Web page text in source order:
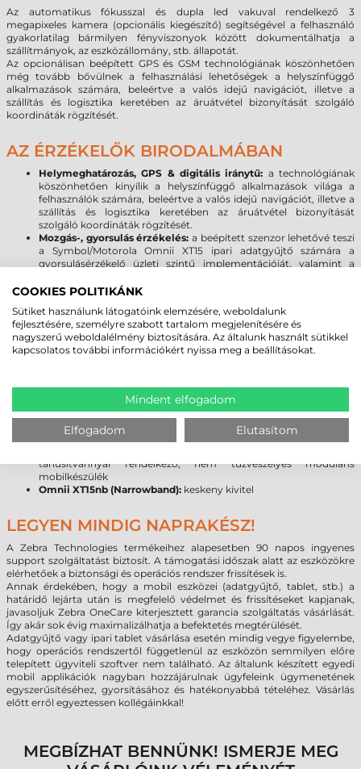
Az automatikus fókusszal és dupla led vakuval rendelkező 3
megapixeles kamera (opcionális kiegészítő) segítségével a felhasználó
gyakorlatilag bármilyen fényviszonyok között dokumentálhatja a
szállítmányok, az eszközállomány, stb. állapotát.
Az opcionálisan beépített GPS és GSM technológiának köszönhetően
még tovább bővülnek a felhasználási lehetőségek a helyszínfüggő
alkalmazások számára, beleértve a valós idejű navigációt, illetve a
szállítás és logisztika keretében az áruátvétel bizonyítását szolgáló
koordináták rögzítését.
AZ ÉRZÉKELŐK BIRODALMÁBAN
Helymeghatározás, GPS & digitális iránytű: a technológiának
köszönhetően kinyílik a helyszínfüggő alkalmazások világa a
felhasználók számára, beleértve a valós idejű navigációt, illetve a
szállítás és logisztika keretében az áruátvétel bizonyítását
szolgáló koordináták rögzítését.
Mozgás-, gyorsulás érzékelés: a beépített szenzor lehetővé teszi
a Symbol/Motorola Omnii XT15 ipari adatgyűjtő számára a
gyorsulásérzékelő üzleti szintű implementációját, valamint a
képernyő tájolást.
FŐBB OMNII XT MODELLEK:
Omnii XT15 (Standard modell):raktártechnika, ipar, gyártás
ig)
Omnii XT15f (Arctic - Freezer modell):
alkalmazásokhoz (fűtött kijelző és vonalkód olvasó ablak: -30°C-
tól, +50°C-ig)
Omnii XT15ni (Non-Incendive UL modell): veszélyes
tanúsítvánnyal rendelkező, nem tűzveszélyes moduláris
mobilkészülék
Omnii XT15nb (Narrowband): keskeny kivitel
LEGYEN MINDIG NAPRAKÉSZ!
A Zebra Technologies termékeihez alapesetben 90 napos ingyenes
support szolgáltatást biztosít. A támogatási időszak alatt az eszközökre
elérhetőek a biztonsági és operációs rendszer frissítések is.
Annak érdekében, hogy a mobil eszközei (adatgyűjtő, tablet, stb.) a
határidő lejárta után is megfelelő védelmet és frissítéseket kapjanak,
javasoljuk Zebra OneCare kiterjesztett garancia szolgáltatás vásárlását.
Így akár sok évig maximalizálhatja a befektetés megtérülését.
Adatgyűjtő vagy ipari tablet vásárlása esetén mindig vegye figyelembe,
hogy operációs rendszertől függetlenül az eszközön semmilyen előre
telepített ügyviteli szoftver nem található. Az általunk készített egyedi
mobil applikációk nagyban hozzájárulnak ügyfeleink ügymenetének
egyszerűsítéséhez, gyorsításához és hatékonyabbá tételéhez. Vásárlás
előtt erről egyeztessen kollégáinkkal!
MEGBÍZHAT BENNÜNK! ISMERJE MEG
COOKIES POLITIKÁNK
Sütiket használunk látogatóink elemzésére, weboldalunk
fejlesztésére, személyre szabott tartalom megjelenítésére és
nagyszerű weboldalélmény biztosítására. Az általunk használt sütikkel
kapcsolatos további információkért nyissa meg a beállításokat.
Mindent elfogadom
Elfogadom Elutasítom